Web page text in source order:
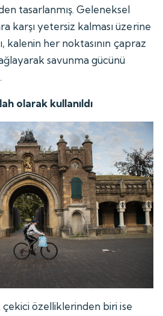
tasarlanmış. Geleneksel
karşı yetersiz kalması üzerine
kalenin her noktasının çapraz
savunma gücünü
olarak kullanıldı
özelliklerinden biri ise